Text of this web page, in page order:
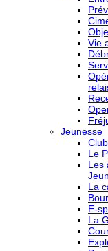
Vie
Jeunesse
Le
Les
La
E-
La